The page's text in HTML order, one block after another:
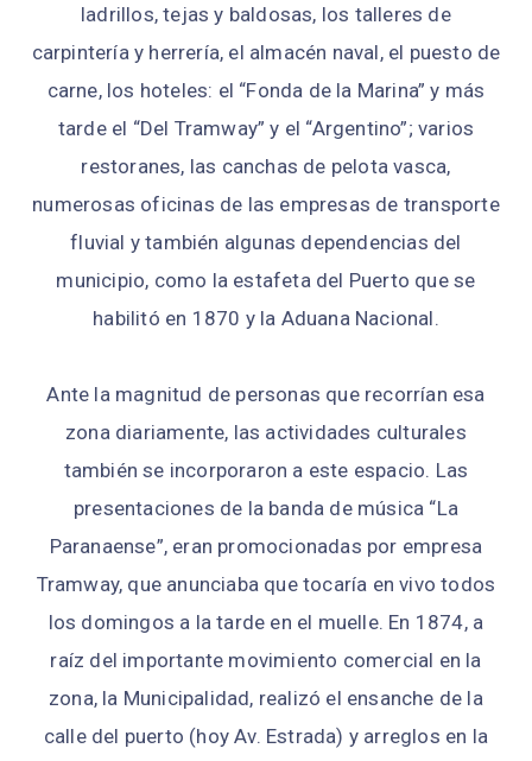
ladrillos, tejas y baldosas, los talleres de
carpintería y herrería, el almacén naval, el puesto de
carne, los hoteles: el “Fonda de la Marina” y más
tarde el “Del Tramway” y el “Argentino”; varios
restoranes, las canchas de pelota vasca,
numerosas oficinas de las empresas de transporte
fluvial y también algunas dependencias del
municipio, como la estafeta del Puerto que se
habilitó en 1870 y la Aduana Nacional.
Ante la magnitud de personas que recorrían esa
zona diariamente, las actividades culturales
también se incorporaron a este espacio. Las
presentaciones de la banda de música “La
Paranaense”, eran promocionadas por empresa
Tramway, que anunciaba que tocaría en vivo todos
los domingos a la tarde en el muelle. En 1874, a
raíz del importante movimiento comercial en la
zona, la Municipalidad, realizó el ensanche de la
calle del puerto (hoy Av. Estrada) y arreglos en la